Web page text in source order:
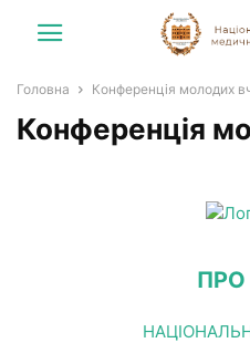
Головна Конференція молодих
Конференція
ПРО